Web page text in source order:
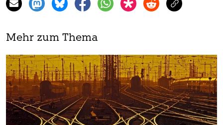
Mehr zum Thema